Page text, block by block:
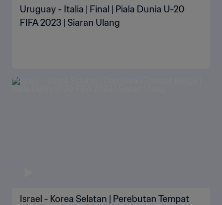
Uruguay - Italia | Final | Piala Dunia U-20
FIFA 2023 | Siaran Ulang
Israel - Korea Selatan | Perebutan Tempat